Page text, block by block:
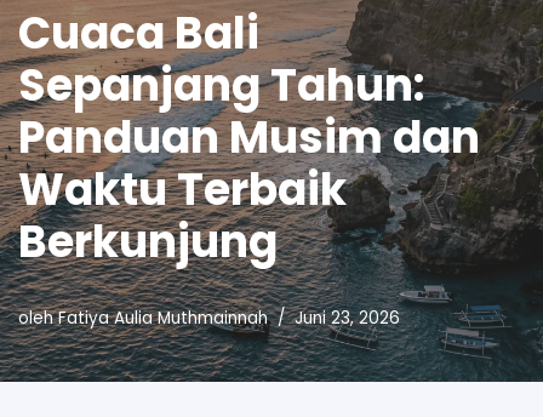
Cuaca Bali
Sepanjang Tahun:
Panduan Musim dan
Waktu Terbaik
Berkunjung
olehFatiya Aulia Muthmainnah Juni 23, 2026